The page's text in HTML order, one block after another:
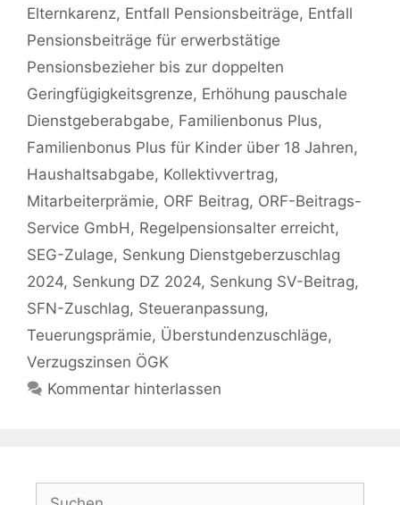
Elternkarenz, Entfall Pensionsbeiträge, Entfall
Pensionsbeiträge für erwerbstätige
Pensionsbezieher bis zur doppelten
Geringfügigkeitsgrenze, Erhöhung pauschale
Dienstgeberabgabe, Familienbonus Plus,
Familienbonus Plus für Kinder über 18 Jahren,
Haushaltsabgabe, Kollektivvertrag,
Mitarbeiterprämie, ORF Beitrag, ORF-Beitrags-
Service GmbH, Regelpensionsalter erreicht,
SEG-Zulage, Senkung Dienstgeberzuschlag
2024, Senkung DZ 2024, Senkung SV-Beitrag,
SFN-Zuschlag, Steueranpassung,
Teuerungsprämie, Überstundenzuschläge,
Verzugszinsen ÖGK
Kommentar hinterlassen
Suchen